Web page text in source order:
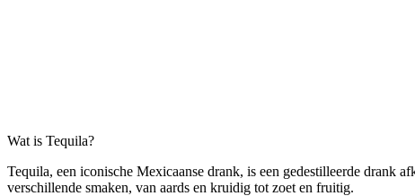
Wat is Tequila?
Tequila, een iconische Mexicaanse drank, is een gedestilleerde drank
verschillende smaken, van aards en kruidig tot zoet en fruitig.